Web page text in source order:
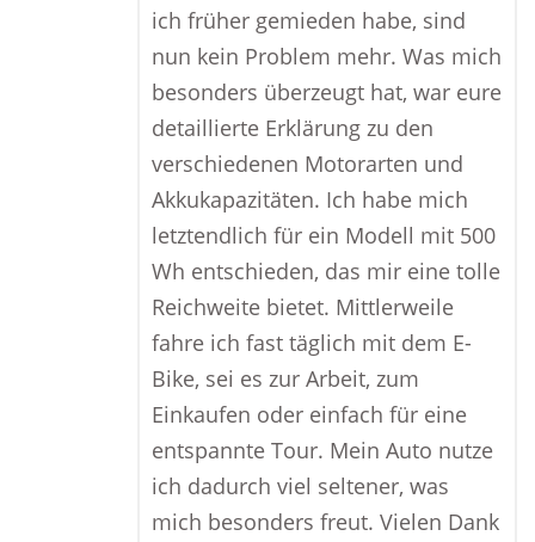
ich früher gemieden habe, sind
nun kein Problem mehr. Was mich
besonders überzeugt hat, war eure
detaillierte Erklärung zu den
verschiedenen Motorarten und
Akkukapazitäten. Ich habe mich
letztendlich für ein Modell mit 500
Wh entschieden, das mir eine tolle
Reichweite bietet. Mittlerweile
fahre ich fast täglich mit dem E-
Bike, sei es zur Arbeit, zum
Einkaufen oder einfach für eine
entspannte Tour. Mein Auto nutze
ich dadurch viel seltener, was
mich besonders freut. Vielen Dank